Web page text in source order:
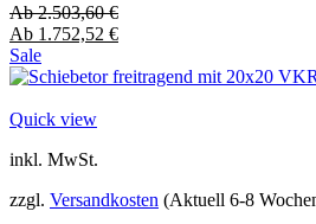
Ab2.503,60€
Ab 1.752,52 €
Sale
Quick view
inkl. MwSt.
zzgl. Versandkosten (Aktuell 6-8